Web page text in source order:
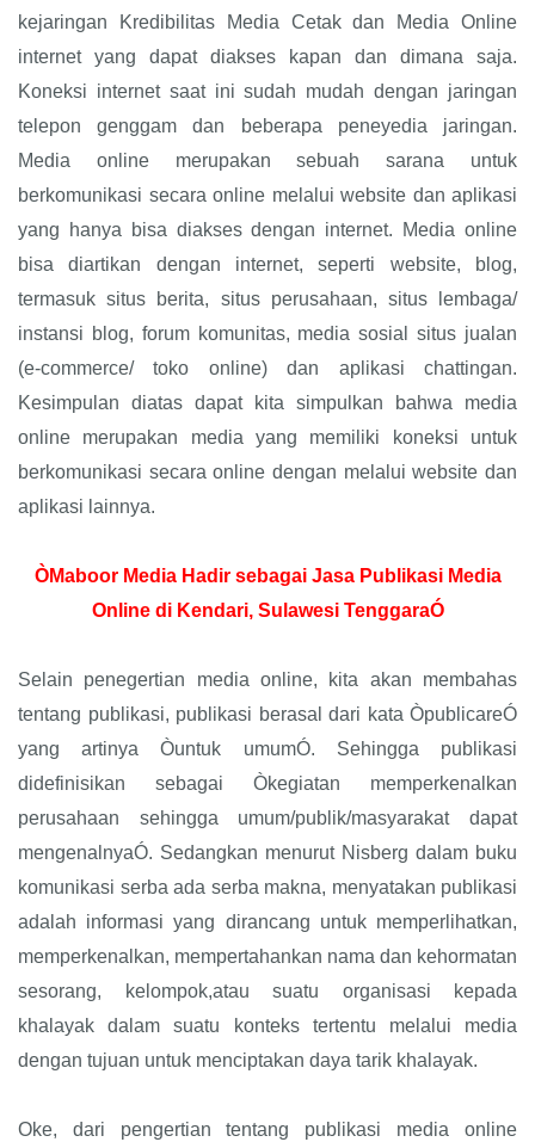
kejaringan Kredibilitas Media Cetak dan Media Online
internet yang dapat diakses kapan dan dimana saja.
Koneksi internet saat ini sudah mudah dengan jaringan
telepon genggam dan beberapa peneyedia jaringan.
Media online merupakan sebuah sarana untuk
berkomunikasi secara online melalui website dan aplikasi
yang hanya bisa diakses dengan internet. Media online
bisa diartikan dengan internet, seperti website, blog,
termasuk situs berita, situs perusahaan, situs lembaga/
instansi blog, forum komunitas, media sosial situs jualan
(e-commerce/ toko online) dan aplikasi chattingan.
Kesimpulan diatas dapat kita simpulkan bahwa media
online merupakan media yang memiliki koneksi untuk
berkomunikasi secara online dengan melalui website dan
aplikasi lainnya.
ÒMaboor Media Hadir sebagai Jasa Publikasi Media
Online di Kendari, Sulawesi TenggaraÓ
Selain penegertian media online, kita akan membahas
tentang publikasi, publikasi berasal dari kata ÒpublicareÓ
yang artinya Òuntuk umumÓ. Sehingga publikasi
didefinisikan sebagai Òkegiatan memperkenalkan
perusahaan sehingga umum/publik/masyarakat dapat
mengenalnyaÓ. Sedangkan menurut Nisberg dalam buku
komunikasi serba ada serba makna, menyatakan publikasi
adalah informasi yang dirancang untuk memperlihatkan,
memperkenalkan, mempertahankan nama dan kehormatan
sesorang, kelompok,atau suatu organisasi kepada
khalayak dalam suatu konteks tertentu melalui media
dengan tujuan untuk menciptakan daya tarik khalayak.
Oke, dari pengertian tentang publikasi media online